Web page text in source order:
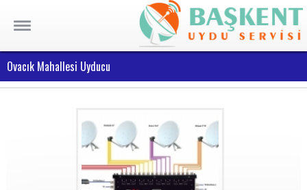
Ovacık Mahallesi Uyducu